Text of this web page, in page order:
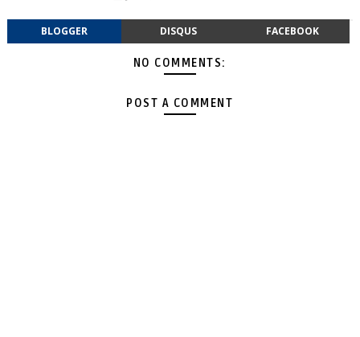
BLOGGER DISQUS FACEBOOK
NO COMMENTS:
POST A COMMENT